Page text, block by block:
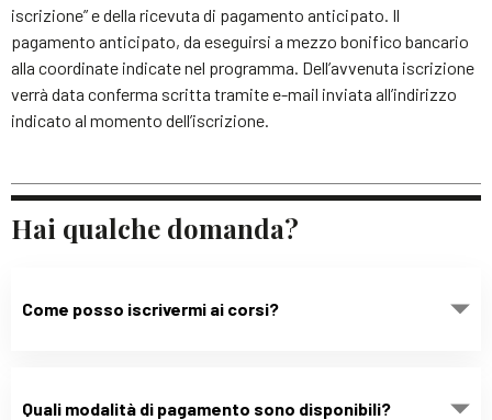
iscrizione” e della ricevuta di pagamento anticipato. Il
pagamento anticipato, da eseguirsi a mezzo bonifico bancario
alla coordinate indicate nel programma. Dell’avvenuta iscrizione
verrà data conferma scritta tramite e-mail inviata all’indirizzo
indicato al momento dell’iscrizione.
Hai qualche domanda?
Come posso iscrivermi ai corsi?
Quali modalità di pagamento sono disponibili?